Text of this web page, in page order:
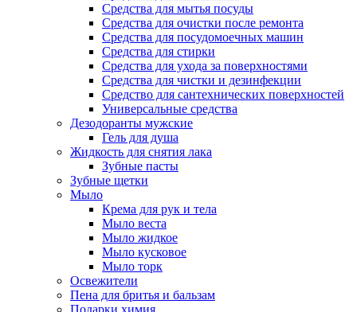
Средства для мытья посуды
Средства для очистки после ремонта
Средства для посудомоечных машин
Средства для стирки
Средства для ухода за поверхностями
Средства для чистки и дезинфекции
Средство для сантехнических поверхностей
Универсальные средства
Дезодоранты мужские
Гель для душа
Жидкость для снятия лака
Зубные пасты
Зубные щетки
Мыло
Крема для рук и тела
Мыло веста
Мыло жидкое
Мыло кусковое
Мыло торк
Освежители
Пена для бритья и бальзам
Подарки химия